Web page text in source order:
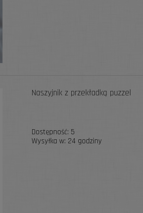
Naszyjnik z przekładką puzzel
Dostępność: 5
Wysyłka w: 24 godziny